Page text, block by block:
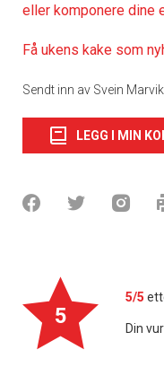
eller komponere dine
Få ukens kake som
Sendt inn av Svein Marvik
LEGG I MIN
5
5/5
Din